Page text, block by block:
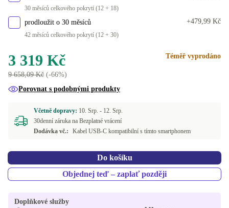
30 měsíců celkového pokrytí (12 + 18)
prodloužit o 30 měsíců
42 měsíců celkového pokrytí (12 + 30)
+479,99 Kč
3 319 Kč
9 658,09 Kč (-66%)
Téměř vyprodáno
Porovnat s podobnými produkty
Včetně dopravy: 10. Srp. - 12. Srp.
30denní záruka na Bezplatné vrácení
Dodávka vč.:
Kabel USB-C kompatibilní s tímto smartphonem
Do košíku
Objednej teď – zaplať později
Doplňkové služby